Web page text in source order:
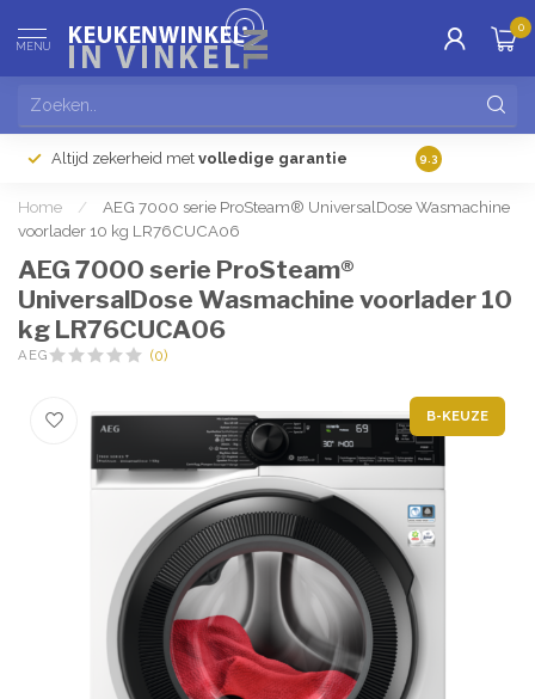
MENU
0
Altijd zekerheid met volledige garantie Gratis
9.3
Home /
AEG 7000 serie ProSteam® UniversalDose Wasmachine
voorlader 10 kg LR76CUCA06
AEG 7000 serie ProSteam®
UniversalDose Wasmachine voorlader 10
kg LR76CUCA06
AEG (0)
B-KEUZE